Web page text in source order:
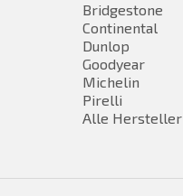
Bridgestone
Continental
Dunlop
Goodyear
Michelin
Pirelli
Alle Hersteller